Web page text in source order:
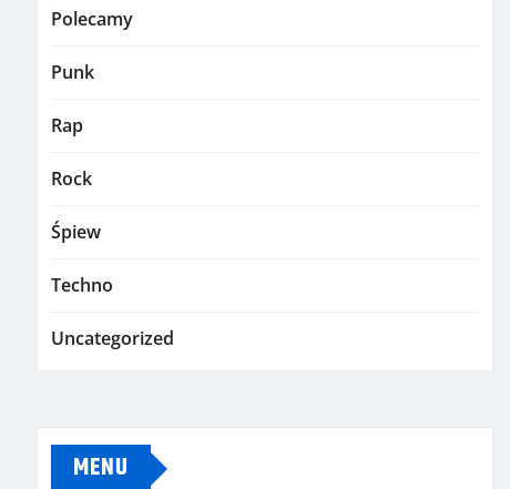
Polecamy
Punk
Rap
Rock
Śpiew
Techno
Uncategorized
MENU